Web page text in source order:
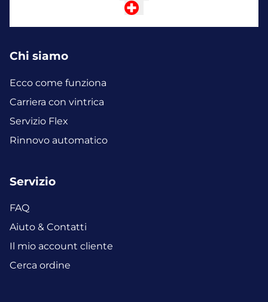
Chi siamo
Ecco come funziona
Carriera con vintrica
Servizio Flex
Rinnovo automatico
Servizio
FAQ
Aiuto & Contatti
Il mio account cliente
Cerca ordine